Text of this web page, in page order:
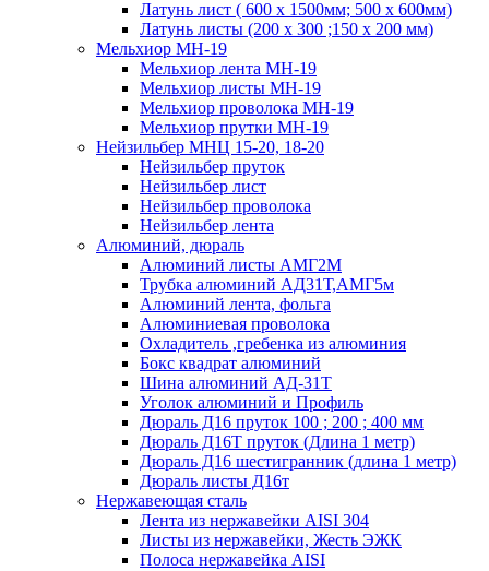
Латунь лист ( 600 х 1500мм; 500 х 600мм)
Латунь листы (200 х 300 ;150 х 200 мм)
Мельхиор МН-19
Мельхиор лента МН-19
Мельхиор листы МН-19
Мельхиор проволока МН-19
Мельхиор прутки МН-19
Нейзильбер МНЦ 15-20, 18-20
Нейзильбер пруток
Нейзильбер лист
Нейзильбер проволока
Нейзильбер лента
Алюминий, дюраль
Алюминий листы АМГ2М
Трубка алюминий АД31Т,АМГ5м
Алюминий лента, фольга
Алюминиевая проволока
Охладитель ,гребенка из алюминия
Бокс квадрат алюминий
Шина алюминий АД-31Т
Уголок алюминий и Профиль
Дюраль Д16 пруток 100 ; 200 ; 400 мм
Дюраль Д16Т пруток (Длина 1 метр)
Дюраль Д16 шестигранник (длина 1 метр)
Дюраль листы Д16т
Нержавеющая сталь
Лента из нержавейки AISI 304
Листы из нержавейки, Жесть ЭЖК
Полоса нержавейка АISI